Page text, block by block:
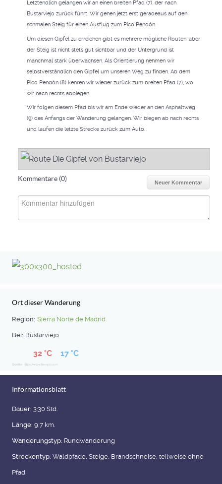
Letztendlich gelangen wir an einen breiten Pfad (7), der nach
Bustarviejo zurück führt. Wir gehen jetzt erst geradeaus auf den
schmalen Steig für einen Ausflug zum Pico Pendón.
Um diesen Gipfel zu erreichen gibt es mehrere mögliche Routen, aber
der Steig ist nicht stets gut sichtbar und der Untergrund ist
manchmal stark überwachsen. Als Orientierung nehmen wir
selbstverständlich den Gipfel um unseren Weg zu finden. Ab dem
Pico Pendón (8) kehren wir wieder zurück zum breiten Pfad (7), wo
wir nach rechts abbiegen.
Wir folgen diesem Pfad bis wir am Ende wieder an den Asphaltweg
(9) des Anfangs der Wanderung gelangen. Wir biegen ab nach rechts
und laufen die letzte Strecke zurück zum Auto.
Kommentare (0) Neuer Kommentar
Ort dieser Wanderung
Region: Sierra Norte de Madrid
Bei: Bustarviejo
32 °C 17 °C
Quelle: https://www.tiempo.com
Informationsblatt
Dauer: 3:30 Std.
Länge: 9,7 km.
Wanderungstyp: Rundwanderung
Streckentyp: Waldpfade, Steige, Brandschneise, teilweise ohne
Pfad